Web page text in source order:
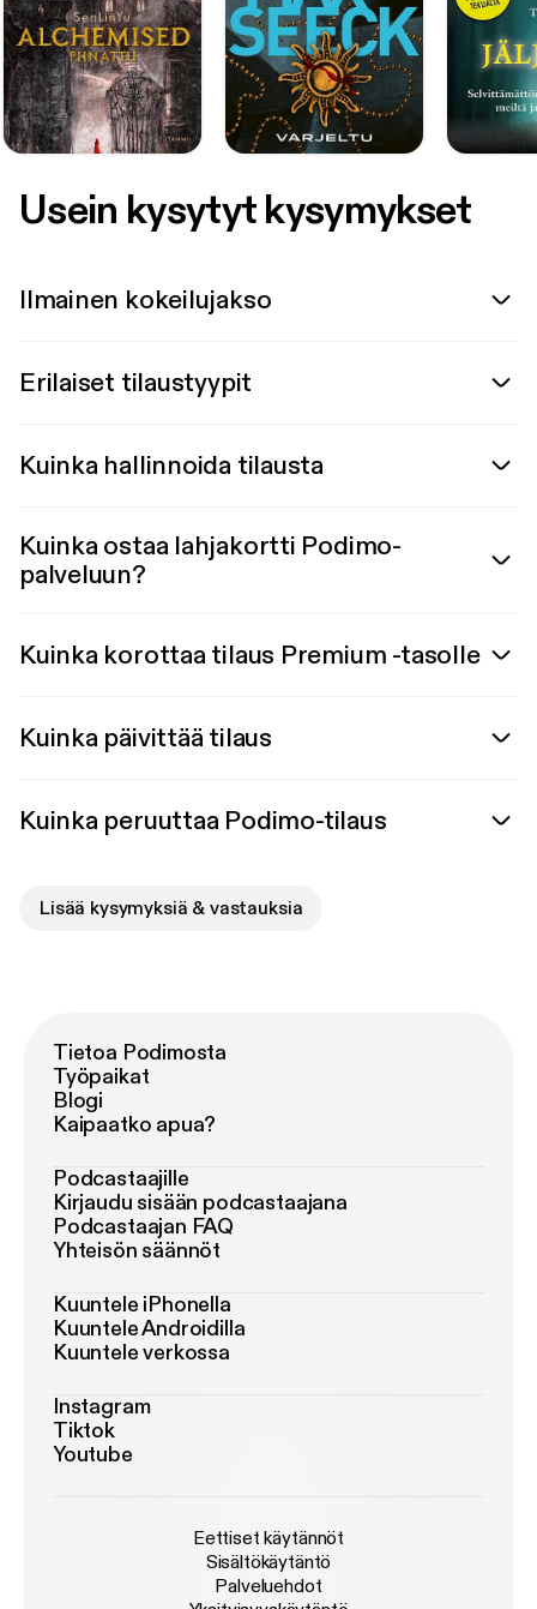
Usein kysytyt kysymykset
Ilmainen kokeilujakso
Erilaiset tilaustyypit
Kuinka hallinnoida tilausta
Kuinka ostaa lahjakortti Podimo-
palveluun?
Kuinka korottaa tilaus Premium -tasolle
Kuinka päivittää tilaus
Kuinka peruuttaa Podimo-tilaus
Lisää kysymyksiä & vastauksia
Tietoa Podimosta
Työpaikat
Blogi
Kaipaatko apua?
Podcastaajille
Kirjaudu sisään podcastaajana
Podcastaajan FAQ
Yhteisön säännöt
Kuuntele iPhonella
Kuuntele Androidilla
Kuuntele verkossa
Instagram
Tiktok
Youtube
Eettiset käytännöt
Sisältökäytäntö
Palveluehdot